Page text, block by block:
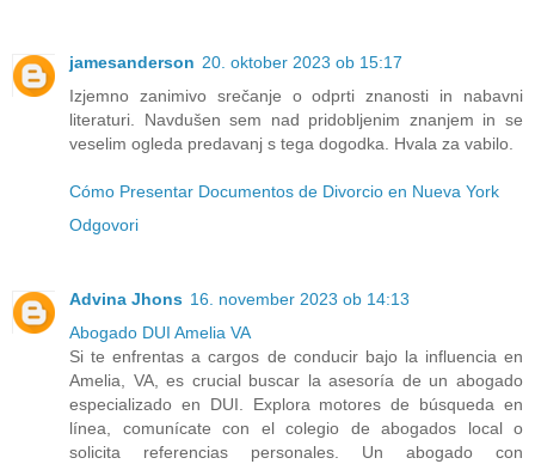
jamesanderson 20. oktober 2023 ob 15:17
Izjemno zanimivo srečanje o odprti znanosti in nabavni
literaturi. Navdušen sem nad pridobljenim znanjem in se
veselim ogleda predavanj s tega dogodka. Hvala za vabilo.
Cómo Presentar Documentos de Divorcio en Nueva York
Odgovori
Advina Jhons 16. november 2023 ob 14:13
Abogado DUI Amelia VA
Si te enfrentas a cargos de conducir bajo la influencia en
Amelia, VA, es crucial buscar la asesoría de un abogado
especializado en DUI. Explora motores de búsqueda en
línea, comunícate con el colegio de abogados local o
solicita referencias personales. Un abogado con